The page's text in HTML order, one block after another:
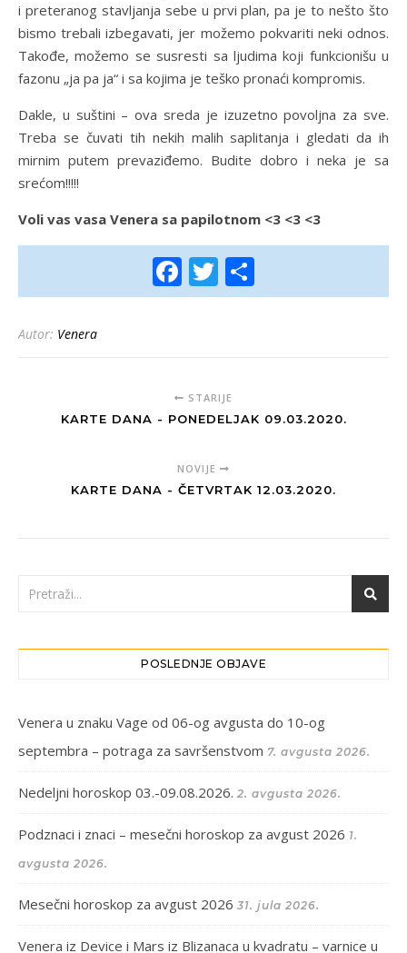
i preteranog stavljanja sebe u prvi plan, pa je to nešto što
bismo trebali izbegavati, jer možemo pokvariti neki odnos.
Takođe, možemo se susresti sa ljudima koji funkcionišu u
fazonu „ja pa ja“ i sa kojima je teško pronaći kompromis.
Dakle, u suštini – ova sreda je izuzetno povoljna za sve.
Treba se čuvati tih nekih malih saplitanja i gledati da ih
mirnim putem prevaziđemo. Budite dobro i neka je sa
srećom!!!!!
Voli vas vasa Venera sa papilotnom <3 <3 <3
Facebook
Twitter
Autor: Venera
STARIJE
KARTE DANA - PONEDELJAK 09.03.2020.
NOVIJE
KARTE DANA - ČETVRTAK 12.03.2020.
POSLEDNJE OBJAVE
Venera u znaku Vage od 06-og avgusta do 10-og
septembra – potraga za savršenstvom 7. avgusta 2026.
Nedeljni horoskop 03.-09.08.2026. 2. avgusta 2026.
Podznaci i znaci – mesečni horoskop za avgust 2026 1.
avgusta 2026.
Mesečni horoskop za avgust 2026 31. jula 2026.
Venera iz Device i Mars iz Blizanaca u kvadratu – varnice u